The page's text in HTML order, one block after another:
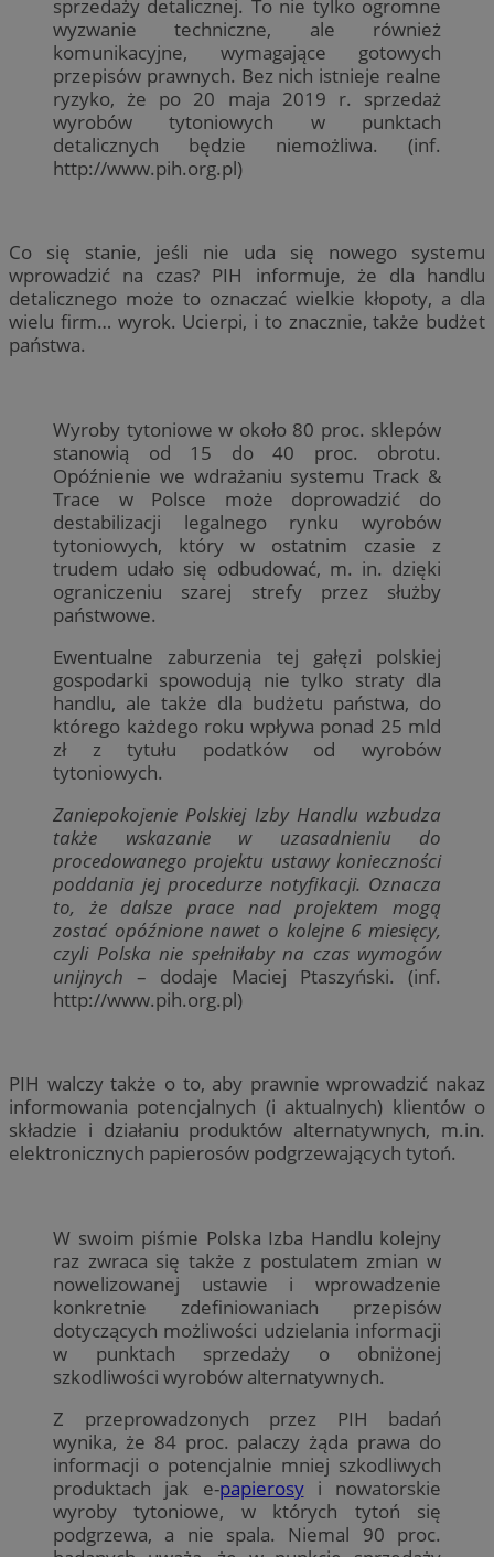
sprzedaży detalicznej. To nie tylko ogromne
wyzwanie techniczne, ale również
komunikacyjne, wymagające gotowych
przepisów prawnych. Bez nich istnieje realne
ryzyko, że po 20 maja 2019 r. sprzedaż
wyrobów tytoniowych w punktach
detalicznych będzie niemożliwa. (inf.
http://www.pih.org.pl)
Co się stanie, jeśli nie uda się nowego systemu
wprowadzić na czas? PIH informuje, że dla handlu
detalicznego może to oznaczać wielkie kłopoty, a dla
wielu firm… wyrok. Ucierpi, i to znacznie, także budżet
państwa.
Wyroby tytoniowe w około 80 proc. sklepów
stanowią od 15 do 40 proc. obrotu.
Opóźnienie we wdrażaniu systemu Track &
Trace w Polsce może doprowadzić do
destabilizacji legalnego rynku wyrobów
tytoniowych, który w ostatnim czasie z
trudem udało się odbudować, m. in. dzięki
ograniczeniu szarej strefy przez służby
państwowe.
Ewentualne zaburzenia tej gałęzi polskiej
gospodarki spowodują nie tylko straty dla
handlu, ale także dla budżetu państwa, do
którego każdego roku wpływa ponad 25 mld
zł z tytułu podatków od wyrobów
tytoniowych.
Zaniepokojenie Polskiej Izby Handlu wzbudza
także wskazanie w uzasadnieniu do
procedowanego projektu ustawy konieczności
poddania jej procedurze notyfikacji. Oznacza
to, że dalsze prace nad projektem mogą
zostać opóźnione nawet o kolejne 6 miesięcy,
czyli Polska nie spełniłaby na czas wymogów
unijnych – dodaje Maciej Ptaszyński. (inf.
http://www.pih.org.pl)
PIH walczy także o to, aby prawnie wprowadzić nakaz
informowania potencjalnych (i aktualnych) klientów o
składzie i działaniu produktów alternatywnych, m.in.
elektronicznych papierosów podgrzewających tytoń.
W swoim piśmie Polska Izba Handlu kolejny
raz zwraca się także z postulatem zmian w
nowelizowanej ustawie i wprowadzenie
konkretnie zdefiniowaniach przepisów
dotyczących możliwości udzielania informacji
w punktach sprzedaży o obniżonej
szkodliwości wyrobów alternatywnych.
Z przeprowadzonych przez PIH badań
wynika, że 84 proc. palaczy żąda prawa do
informacji o potencjalnie mniej szkodliwych
produktach jak e-papierosyi nowatorskie
wyroby tytoniowe, w których tytoń się
podgrzewa, a nie spala. Niemal 90 proc.